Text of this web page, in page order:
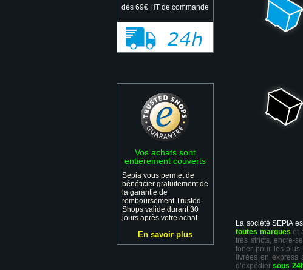
dès 69€ HT de commande
Vos achats sont
entièrement couverts
Sepia vous permet de
bénéficier gratuitement de
la garantie de
remboursement Trusted
Shops valide durant 30
jours après votre achat.
En savoir plus
La société SEPIA
toutes marques et
très stricts, encre-
toner pour les plus
livrées en
d’expédiersous